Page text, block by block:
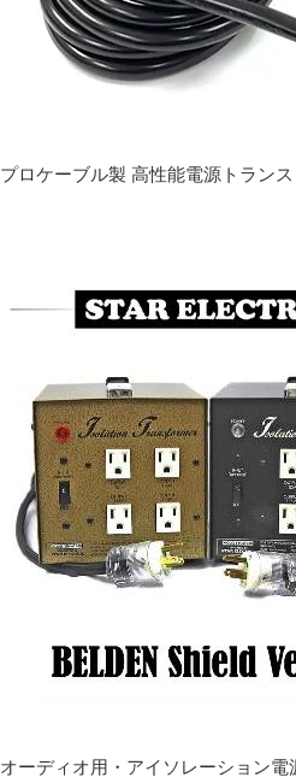
プロケーブル製 高性能電源トラン
オーディオ用・アイソレーション